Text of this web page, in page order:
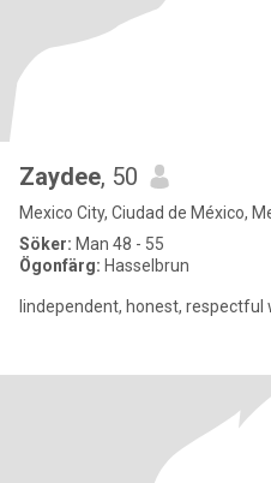
Zaydee, 50
Mexico City, Ciudad de México,
Söker: Man 48 - 55
Ögonfärg: Hasselbrun
Iindependent, honest,